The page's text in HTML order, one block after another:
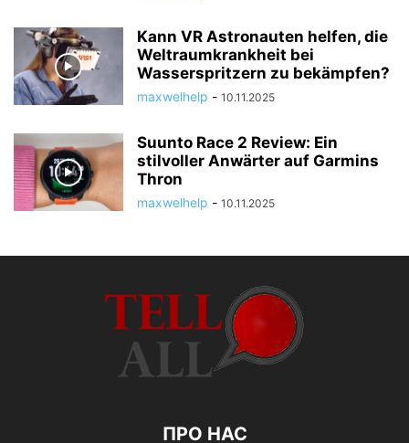
Kann VR Astronauten helfen, die
Weltraumkrankheit bei
Wasserspritzern zu bekämpfen?
maxwelhelp - 10.11.2025
Suunto Race 2 Review: Ein
stilvoller Anwärter auf Garmins
Thron
maxwelhelp - 10.11.2025
ПРО НАС